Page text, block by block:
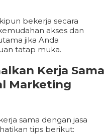
bekerja secara
akses dan
jika Anda
tatap muka.
Kerja Sama
Marketing
sama dengan jasa
tips berikut: